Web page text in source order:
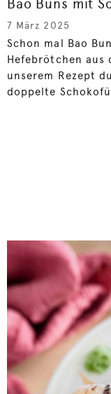
Bao Buns mit
7 März 2025
Schon mal Bao
Hefebrötchen aus
unserem Rezept
doppelte